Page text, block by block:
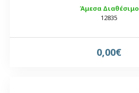
Άμεσα Διαθέσιμο
12835
0,00€